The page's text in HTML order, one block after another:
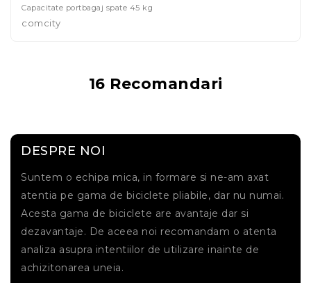
Capacitate portbagaj spate 45 kg
comcity
16 Recomandari
DESPRE NOI
Suntem o echipa mica, in formare si ne-am axat
atentia pe gama de biciclete pliabile, dar nu numai.
Acesta gama de biciclete are avantaje dar si
dezavantaje. De aceea noi recomandam o atenta
analiza asupra intentiilor de utilizare inainte de
achizitonarea uneia.